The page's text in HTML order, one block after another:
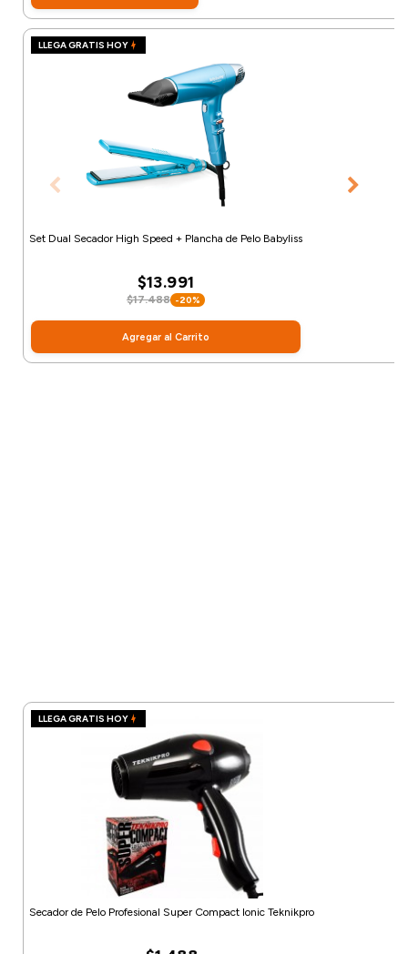
LLEGA GRATIS HOY
Set Dual Secador High Speed + Plancha de Pelo Babyliss
$13.991
$17.488 -20%
Agregar al Carrito
LLEGA GRATIS HOY
Secador de Pelo Profesional Super Compact Ionic Teknikpro